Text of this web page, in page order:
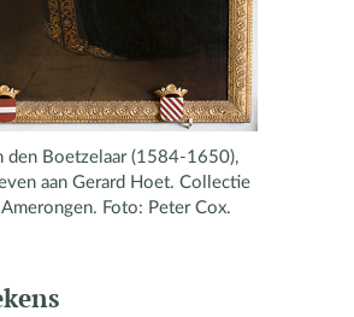
den Boetzelaar (1584-1650),
aan Gerard Hoet. Collectie
Foto: Peter Cox.